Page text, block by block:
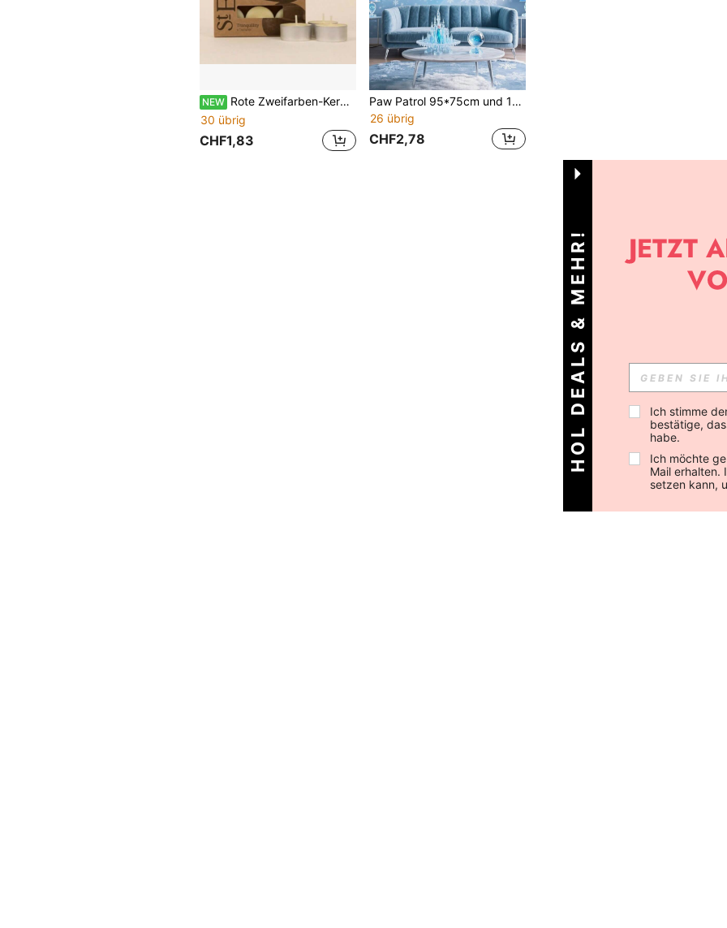
NEW Rote Zweifarben-Kerzen, Partygeschenke, Partydekoration Zahlenkerzen, Jubiläums-Zahlenkerzen, Outdoor-Geburtstagsdekoration Kerzen, Weiches Gummi, Schlafzimmerdekoration, Selbstklebende Tapete, Poster, Junggesellinnenabschied, Weihnachten
30 übrig
CHF1,83
Paw Patrol 95*75cm und 150*100cm dekoratives Banner Hintergrund, Themen-Hintergrundtuch, geeignet für Garten Outdoor Geburtstagsfeier Dekoration, Heim Geburtstagsfeier Dekoration Hintergrundtuch, Partygeschenke, Outdoor Garten Dekoration
26 übrig
CHF2,78
HOL DEALS & MEHR!
Ich stimme
bestätige,
habe.
Ich möchte
Mail erhalten.
setzen kann,